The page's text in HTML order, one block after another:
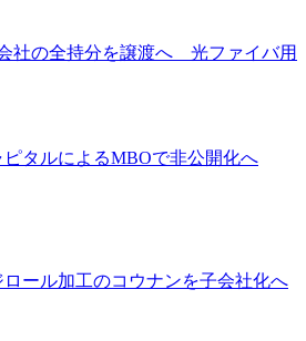
社の全持分を譲渡へ 光ファイバ用
タルによるMBOで非公開化へ
ール加工のコウナンを子会社化へ